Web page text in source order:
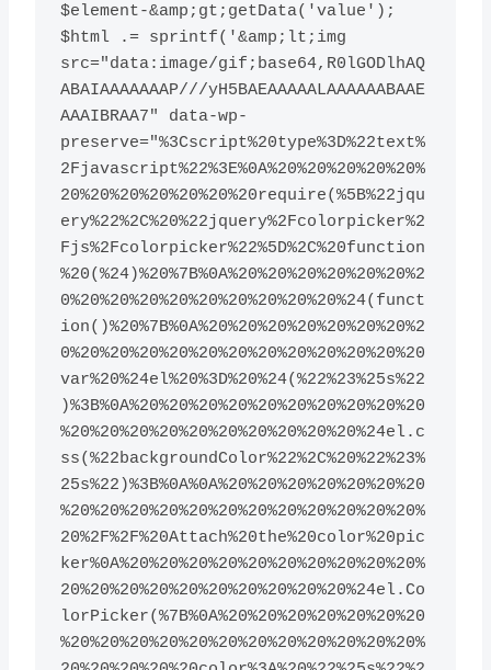
$element-&amp;gt;getData('value');
$html .= sprintf('&amp;lt;img
src="data:image/gif;base64,R0lGODlhAQ
ABAIAAAAAAAP///yH5BAEAAAAALAAAAAABAAE
AAAIBRAA7" data-wp-
preserve="%3Cscript%20type%3D%22text%
2Fjavascript%22%3E%0A%20%20%20%20%20%
20%20%20%20%20%20%20require(%5B%22jqu
ery%22%2C%20%22jquery%2Fcolorpicker%2
Fjs%2Fcolorpicker%22%5D%2C%20function
%20(%24)%20%7B%0A%20%20%20%20%20%20%2
0%20%20%20%20%20%20%20%20%20%24(funct
ion()%20%7B%0A%20%20%20%20%20%20%20%2
0%20%20%20%20%20%20%20%20%20%20%20%20
var%20%24el%20%3D%20%24(%22%23%25s%22
)%3B%0A%20%20%20%20%20%20%20%20%20%20
%20%20%20%20%20%20%20%20%20%20%24el.c
ss(%22backgroundColor%22%2C%20%22%23%
25s%22)%3B%0A%0A%20%20%20%20%20%20%20
%20%20%20%20%20%20%20%20%20%20%20%20%
20%2F%2F%20Attach%20the%20color%20pic
ker%0A%20%20%20%20%20%20%20%20%20%20%
20%20%20%20%20%20%20%20%20%20%24el.Co
lorPicker(%7B%0A%20%20%20%20%20%20%20
%20%20%20%20%20%20%20%20%20%20%20%20%